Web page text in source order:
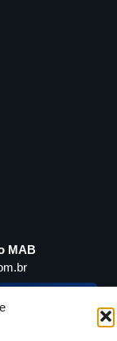
MAB